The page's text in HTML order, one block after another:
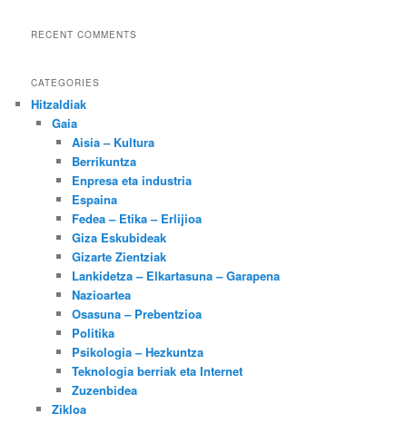
RECENT COMMENTS
CATEGORIES
Hitzaldiak
Gaia
Aisia – Kultura
Berrikuntza
Enpresa eta industria
Espaina
Fedea – Etika – Erlijioa
Giza Eskubideak
Gizarte Zientziak
Lankidetza – Elkartasuna – Garapena
Nazioartea
Osasuna – Prebentzioa
Politika
Psikologia – Hezkuntza
Teknologia berriak eta Internet
Zuzenbidea
Zikloa